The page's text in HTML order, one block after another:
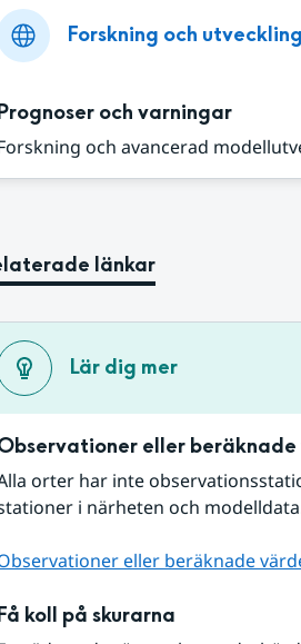
Forskning och utveckling
och varningar
och avancerad
länkar
Lär dig mer
eller
orter har inte
i närheten och
eller beräknade
koll på skurarna